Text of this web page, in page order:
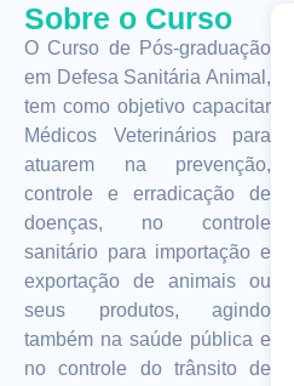
Sobre o Curso
O Curso de Pós-graduação
em Defesa Sanitária Animal,
tem como objetivo capacitar
Médicos Veterinários para
atuarem na prevenção,
controle e erradicação de
doenças, no controle
sanitário para importação e
exportação de animais ou
seus produtos, agindo
também na saúde pública e
no controle do trânsito de